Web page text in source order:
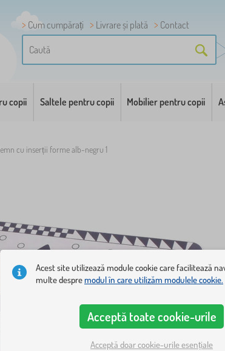
Cum cumpărați Livrare și plată
Contact
copii Saltele pentru copii Mobilier pentru copii
cu inserții forme alb-negru 1
Acest site utilizează module cookie care facilitează
multe despremodul în care utilizăm modulele cookie.
Acceptă toate cookie-urile
Acceptă doar cookie-urile esențiale